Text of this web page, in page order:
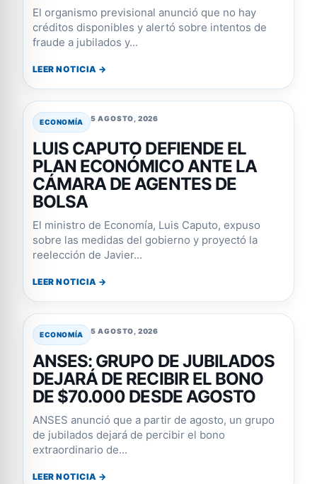
El organismo previsional anunció que no hay
créditos disponibles y alertó sobre intentos de
fraude a jubilados y...
LEER NOTICIA →
ECONOMÍA 5 AGOSTO, 2026
LUIS CAPUTO DEFIENDE EL
PLAN ECONÓMICO ANTE LA
CÁMARA DE AGENTES DE
BOLSA
El ministro de Economía, Luis Caputo, expuso
sobre las medidas del gobierno y proyectó la
reelección de Javier...
LEER NOTICIA →
ECONOMÍA 5 AGOSTO, 2026
ANSES: GRUPO DE JUBILADOS
DEJARÁ DE RECIBIR EL BONO
DE $70.000 DESDE AGOSTO
ANSES anunció que a partir de agosto, un grupo
de jubilados dejará de percibir el bono
extraordinario de...
LEER NOTICIA →